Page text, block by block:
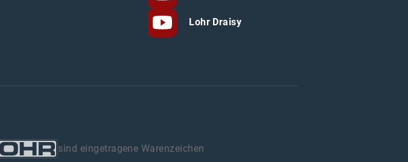
Lohr Draisy
sind eingetragene Warenzeichen